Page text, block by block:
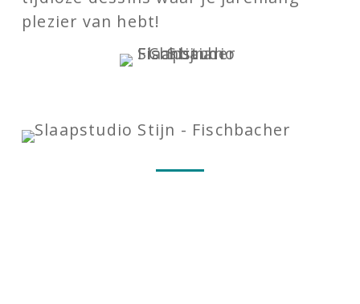
plezier van hebt!